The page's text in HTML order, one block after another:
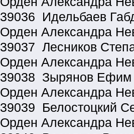
39036 Идельбаев
Орден Александра
39037 Лесников
Орден Александра
39038 Зырянов Ефим
Орден Александра
39039 Белостоцкий
Орден Александра